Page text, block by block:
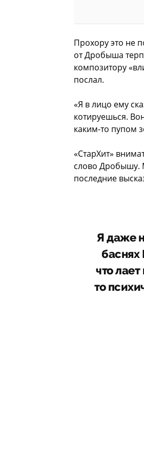
Прохору это не
от Дробыша
композитору
послал.
«Я в лицо ему
котируешься.
каким-то пупом
«СтарХит»
слово Дробышу.
последние
Я даже
баснях
что
то